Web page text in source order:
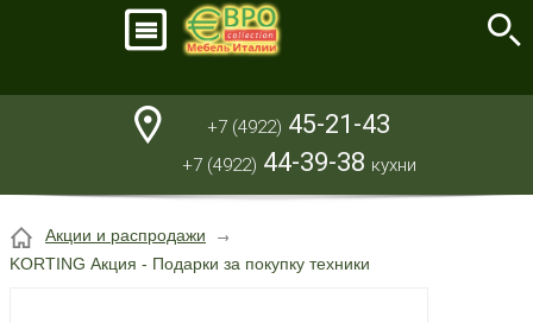
+7 (4922) 45-21-43
+7 (4922) 44-39-38 кухни
Акции и распродажи
KORTING Акция - Подарки за покупку техники